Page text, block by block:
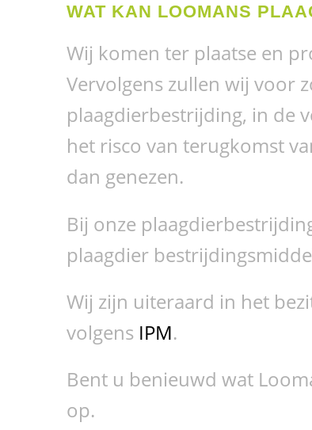
WAT KAN LOOMANS
Wij komen ter plaatse en
Vervolgens zullen wij voor
plaagdierbestrijding, in de
het risco van terugkomst
dan genezen.
Bij onze
plaagdier
Wij zijn uiteraard in het
volgens IPM.
Bent u benieuwd wat
op.